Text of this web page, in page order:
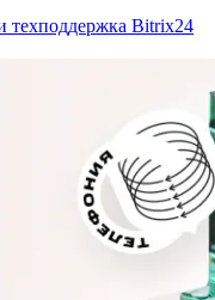
техподдержка Bitrix24